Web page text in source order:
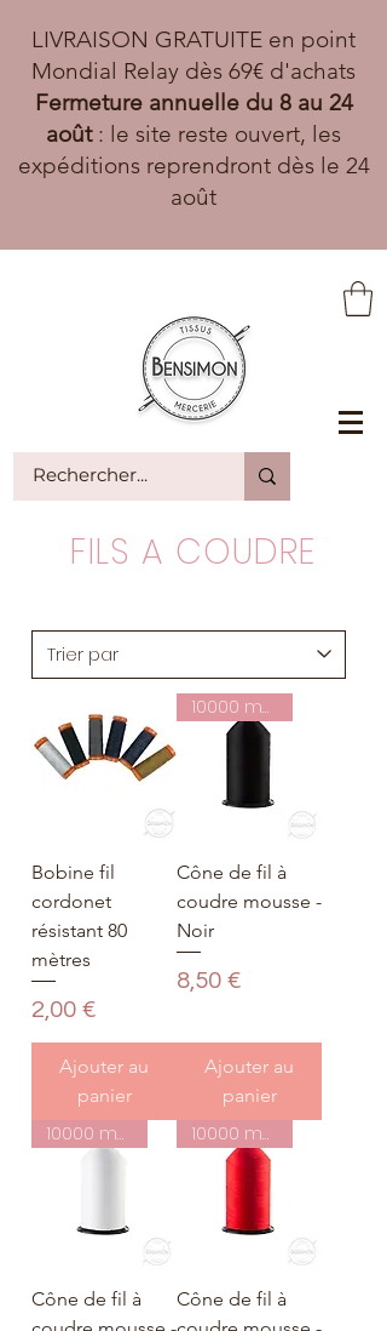
LIVRAISON GRATUITE en point
Mondial Relay dès 69€ d'achats
Fermeture annuelle du 8 au 24
août: le site reste ouvert, les
expéditions reprendront dès le 24
août
FILS A COUDRE
Bobine fil
cordonet
résistant 80
mètres
Prix
2,00 €
Ajouter au
panier
10000 mètres
Cône de fil à
coudre mousse -
Noir
Prix
8,50 €
Ajouter au
panier
10000 mètres
Cône de fil à
10000 mètres
Cône de fil à